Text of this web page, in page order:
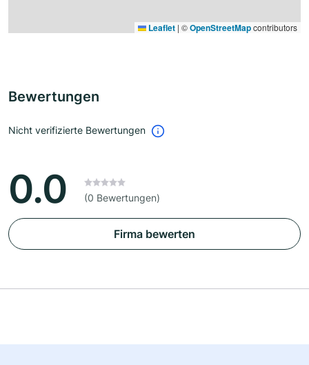
Leaflet | ©OpenStreetMapcontributors
Bewertungen
Nicht verifizierte Bewertungen
0.0 (0 Bewertungen)
Firma bewerten